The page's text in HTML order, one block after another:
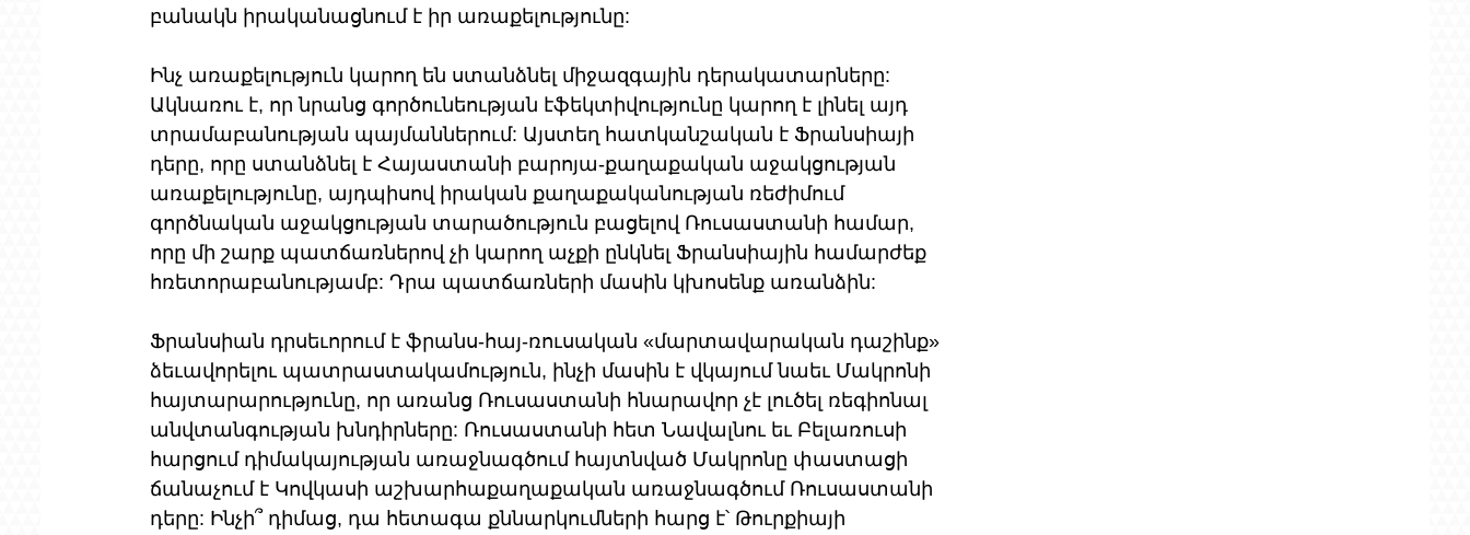
բանակն իրականացնում է իր առաքելությունը:
Ինչ առաքելություն կարող են ստանձնել միջազգային դերակատարները:
Ակնառու է, որ նրանց գործունեության էֆեկտիվությունը կարող է լինել այդ
տրամաբանության պայմաններում: Այստեղ հատկանշական է Ֆրանսիայի
դերը, որը ստանձնել է Հայաստանի բարոյա-քաղաքական աջակցության
առաքելությունը, այդպիսով իրական քաղաքականության ռեժիմում
գործնական աջակցության տարածություն բացելով Ռուսաստանի համար,
որը մի շարք պատճառներով չի կարող աչքի ընկնել Ֆրանսիային համարժեք
հռետորաբանությամբ: Դրա պատճառների մասին կխոսենք առանձին:
Ֆրանսիան դրսեւորում է ֆրանս-հայ-ռուսական «մարտավարական դաշինք»
ձեւավորելու պատրաստակամություն, ինչի մասին է վկայում նաեւ Մակրոնի
հայտարարությունը, որ առանց Ռուսաստանի հնարավոր չէ լուծել ռեգիոնալ
անվտանգության խնդիրները: Ռուսաստանի հետ Նավալնու եւ Բելառուսի
հարցում դիմակայության առաջնագծում հայտնված Մակրոնը փաստացի
ճանաչում է Կովկասի աշխարհաքաղաքական առաջնագծում Ռուսաստանի
դերը: Ինչի՞ դիմաց, դա հետագա քննարկումների հարց է՝ Թուրքիայի